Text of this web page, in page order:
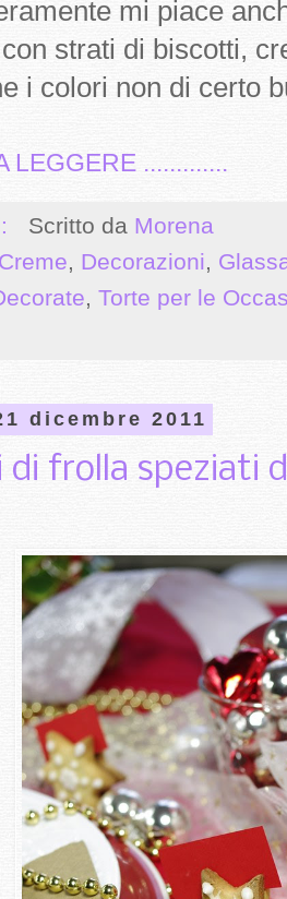
mi piace
strati di biscotti,
i colori non di certo
LEGGERE .............
Scritto da Morena
Creme, Decorazioni,
, Torte per le
dicembre 2011
di frolla speziati